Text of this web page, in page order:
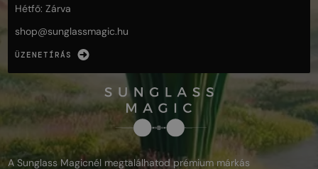
Hétfő: Zárva
shop@sunglassmagic.hu
ÜZENETÍRÁS
A Sunglass Magicnél megtalálhatod prémium márkás